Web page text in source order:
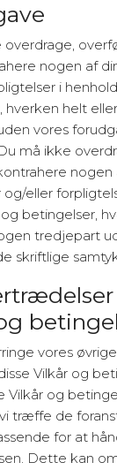
overdrage,
nogen af
i
hverken helt
vores
må ikke
nogen
eller
og betingelser,
tredjepart
skriftlige
vores
Vilkår og
Vilkår og
træffe de
for at
Dette kan